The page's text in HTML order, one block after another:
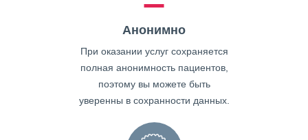
Анонимно
При оказании услуг сохраняется
полная анонимность пациентов,
поэтому вы можете быть
уверенны в сохранности данных.